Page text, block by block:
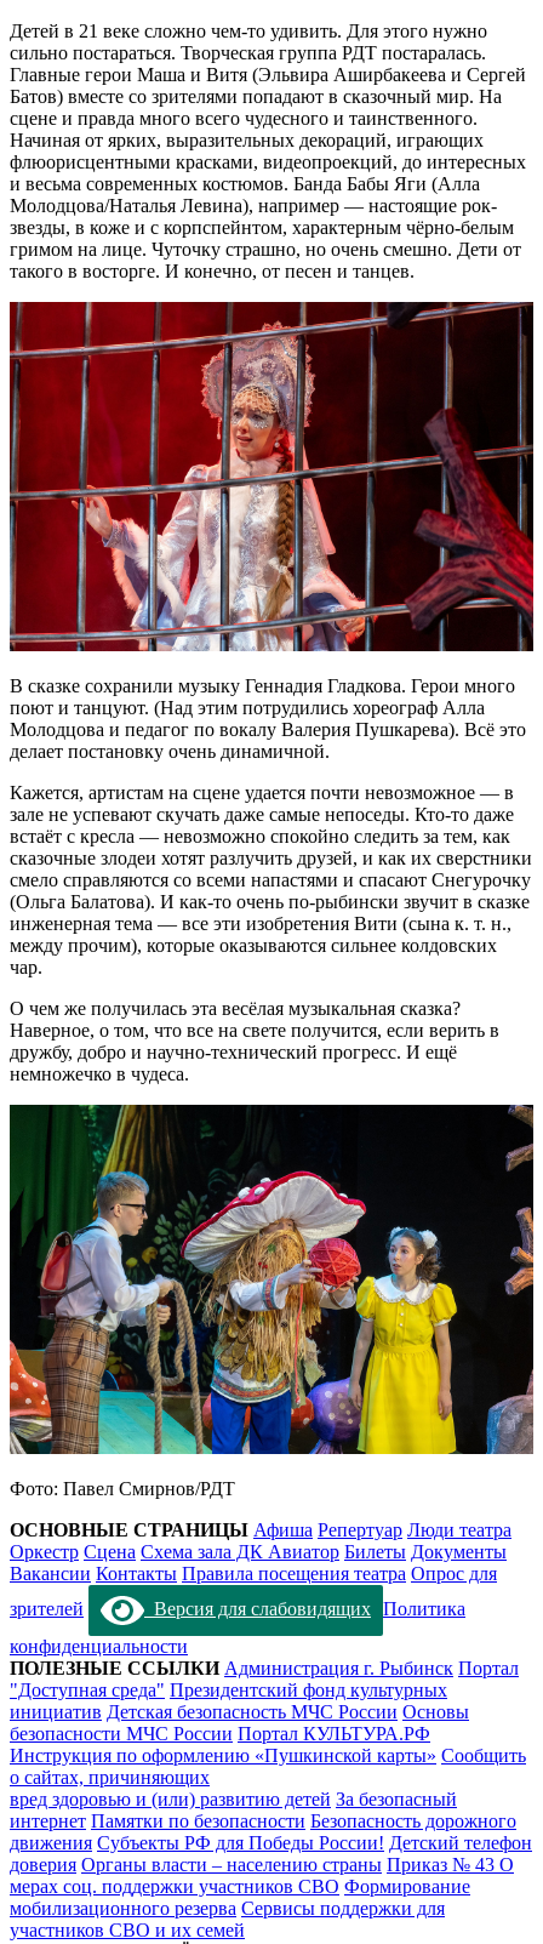
Детей в 21 веке сложно чем-то удивить. Для этого нужно
сильно постараться. Творческая группа РДТ постаралась.
Главные герои Маша и Витя (Эльвира Аширбакеева и Сергей
Батов) вместе со зрителями попадают в сказочный мир. На
сцене и правда много всего чудесного и таинственного.
Начиная от ярких, выразительных декораций, играющих
флюорисцентными красками, видеопроекций, до интересных
и весьма современных костюмов. Банда Бабы Яги (Алла
Молодцова/Наталья Левина), например — настоящие рок-
звезды, в коже и с корпспейнтом, характерным чёрно-белым
гримом на лице. Чуточку страшно, но очень смешно. Дети от
такого в восторге. И конечно, от песен и танцев.
В сказке сохранили музыку Геннадия Гладкова. Герои много
поют и танцуют. (Над этим потрудились хореограф Алла
Молодцова и педагог по вокалу Валерия Пушкарева). Всё это
делает постановку очень динамичной.
Кажется, артистам на сцене удается почти невозможное — в
зале не успевают скучать даже самые непоседы. Кто-то даже
встаёт с кресла — невозможно спокойно следить за тем, как
сказочные злодеи хотят разлучить друзей, и как их сверстники
смело справляются со всеми напастями и спасают Снегурочку
(Ольга Балатова). И как-то очень по-рыбински звучит в сказке
инженерная тема — все эти изобретения Вити (сына к. т. н.,
между прочим), которые оказываются сильнее колдовских
чар.
О чем же получилась эта весёлая музыкальная сказка?
Наверное, о том, что все на свете получится, если верить в
дружбу, добро и научно-технический прогресс. И ещё
немножечко в чудеса.
Фото: Павел Смирнов/РДТ
ОСНОВНЫЕ СТРАНИЦЫ Афиша Репертуар Люди театра
Оркестр Сцена Схема зала ДК Авиатор Билеты Документы
Вакансии Контакты Правила посещения театра Опрос для
зрителей
Версия для слабовидящих Политика
конфиденциальности
ПОЛЕЗНЫЕ ССЫЛКИ Администрация г. Рыбинск Портал
"Доступная среда" Президентский фонд культурных
инициатив Детская безопасность МЧС России Основы
безопасности МЧС России Портал КУЛЬТУРА.РФ
Инструкция по оформлению «Пушкинской карты» Сообщить
о сайтах, причиняющих
вред здоровью и (или) развитию детей За безопасный
интернет Памятки по безопасности Безопасность дорожного
движения Субъекты РФ для Победы России! Детский телефон
доверия Органы власти – населению страны Приказ № 43 О
мерах соц. поддержки участников СВО Формирование
мобилизационного резерва Сервисы поддержки для
участников СВО и их семей